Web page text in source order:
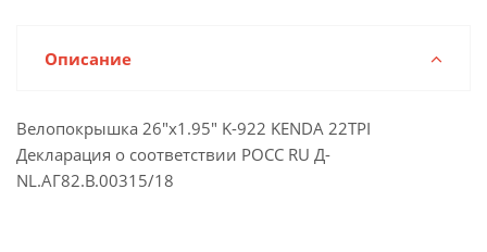
Описание
Велопокрышка 26"х1.95" K-922 KENDA 22TPI
Декларация о соответствии РОСС RU Д-
NL.АГ82.В.00315/18